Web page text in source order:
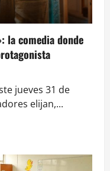
la comedia donde
jueves 31 de
elijan,...